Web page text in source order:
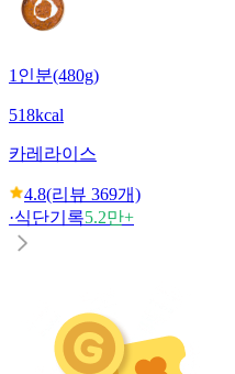
1인분(480g)
518kcal
카레라이스
4.8(리뷰 369개)
·식단기록5.2만+